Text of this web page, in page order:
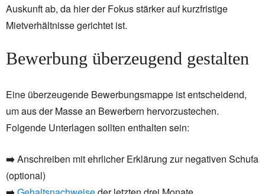
Auskunft ab, da hier der Fokus stärker auf kurzfristige
Mietverhältnisse gerichtet ist.
Bewerbung überzeugend gestalten
Eine überzeugende Bewerbungsmappe ist entscheidend,
um aus der Masse an Bewerbern hervorzustechen.
Folgende Unterlagen sollten enthalten sein:
➡️Anschreiben mit ehrlicher Erklärung zur negativen Schufa
(optional)